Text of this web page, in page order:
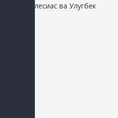
Энрике Иглесиас ва Улугбек